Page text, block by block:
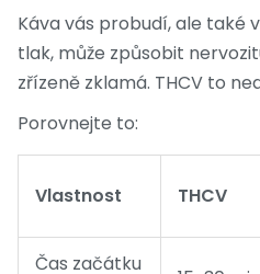
Káva vás probudí, ale také
tlak, může způsobit
zřízeně zklamá. THCV to
Porovnejte to:
Vlastnost THCV
Čas začátku